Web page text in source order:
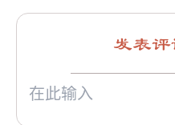
发表评